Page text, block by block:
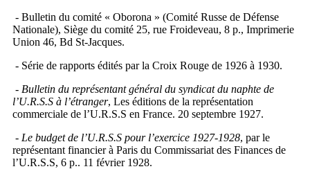
- Bulletin du comité « Oborona » (Comité Russe de Défense
Nationale), Siège du comité 25, rue Froideveau, 8 p., Imprimerie
Union 46, Bd St-Jacques.
- Série de rapports édités par la Croix Rouge de 1926 à 1930.
- Bulletin du représentant général du syndicat du naphte de
l’U.R.S.S à l’étranger, Les éditions de la représentation
commerciale de l’U.R.S.S en France. 20 septembre 1927.
- Le budget de l’U.R.S.S pour l’exercice 1927-1928, par le
représentant financier à Paris du Commissariat des Finances de
l’U.R.S.S, 6 p.. 11 février 1928.